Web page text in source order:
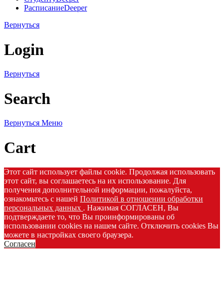
РасписаниеDeeper
Вернуться
Login
Вернуться
Search
Вернуться Меню
Cart
Этот сайт использует файлы cookie. Продолжая использовать
этот сайт, вы соглашаетесь на их использование. Для
получения дополнительной информации, пожалуйста,
ознакомьтесь с нашей Политикой в отношении обработки
персональных данных . Нажимая СОГЛАСЕН, Вы
подтверждаете то, что Вы проинформированы об
использовании cookies на нашем сайте. Отключить cookies Вы
можете в настройках своего браузера.
Согласен